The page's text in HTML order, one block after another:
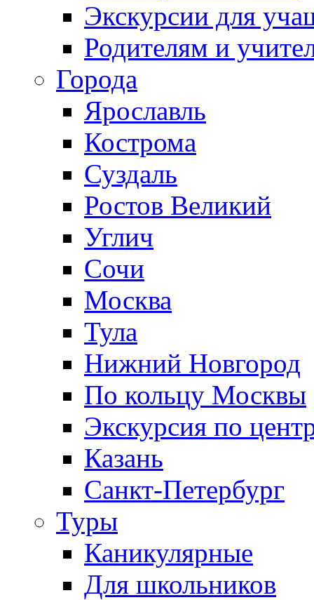
Экскурсии для
Родителям и
Города
Ярославль
Кострома
Суздаль
Ростов Великий
Углич
Сочи
Москва
Тула
Нижний Новгород
По кольцу Москвы
Экскурсия по
Казань
Санкт-Петербург
Туры
Каникулярные
Для школьников